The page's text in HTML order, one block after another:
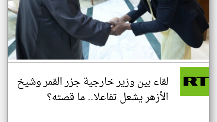
لقاء بين وزير خارجية جزر القمر وشيخ
الأزهر يشعل تفاعلا.. ما قصته؟